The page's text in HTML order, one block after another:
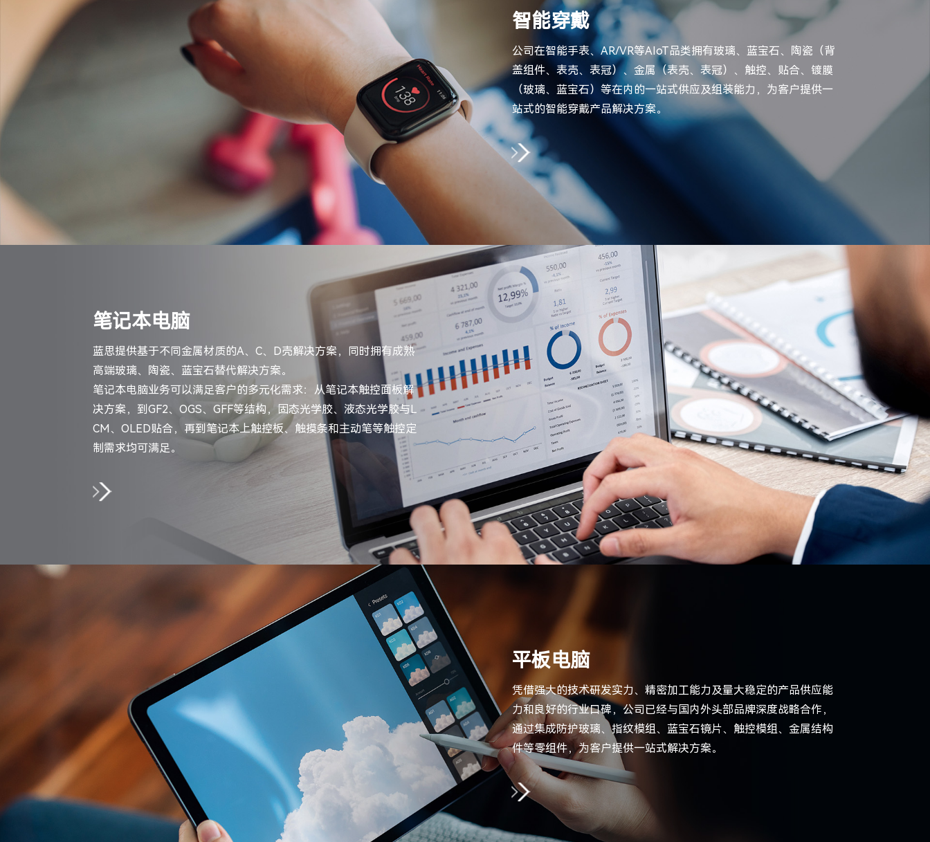
智能穿戴
公司在智能手表、AR/VR等AIoT品类拥有玻璃、蓝宝石、陶瓷（背
盖组件、表壳、表冠）、金属（表壳、表冠）、触控、贴合、镀膜
（玻璃、蓝宝石）等在内的一站式供应及组装能力，为客户提供一
站式的智能穿戴产品解决方案。
笔记本电脑
蓝思提供基于不同金属材质的A、C、D壳解决方案，同时拥有成熟
高端玻璃、陶瓷、蓝宝石替代解决方案。
笔记本电脑业务可以满足客户的多元化需求：从笔记本触控面板解
决方案，到GF2、OGS、GFF等结构，固态光学胶、液态光学胶与L
CM、OLED贴合，再到笔记本上触控板、触摸条和主动笔等触控定
制需求均可满足。
平板电脑
凭借强大的技术研发实力、精密加工能力及量大稳定的产品供应能
力和良好的行业口碑，公司已经与国内外头部品牌深度战略合作，
通过集成防护玻璃、指纹模组、蓝宝石镜片、触控模组、金属结构
件等零组件，为客户提供一站式解决方案。